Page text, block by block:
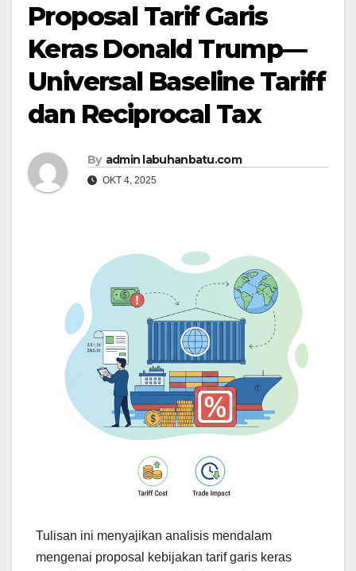
Proposal Tarif Garis
Keras Donald Trump—
Universal Baseline Tariff
dan Reciprocal Tax
By admin labuhanbatu.com
OKT 4, 2025
Tulisan ini menyajikan analisis mendalam
mengenai proposal kebijakan tarif garis keras